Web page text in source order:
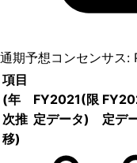
通期予想コンセンサス:
項目
(年
次推
移)
FY2021(限
定データ)
定デ